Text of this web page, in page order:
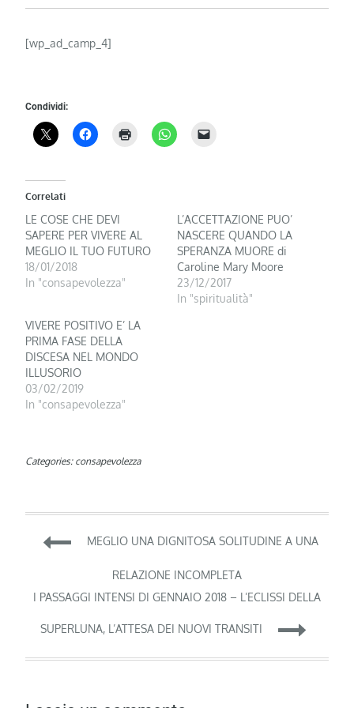
[wp_ad_camp_4]
Condividi:
Correlati
LE COSE CHE DEVI
SAPERE PER VIVERE AL
MEGLIO IL TUO FUTURO
18/01/2018
In "consapevolezza"
L’ACCETTAZIONE PUO’
NASCERE QUANDO LA
SPERANZA MUORE di
Caroline Mary Moore
23/12/2017
In "spiritualità"
VIVERE POSITIVO E’ LA
PRIMA FASE DELLA
DISCESA NEL MONDO
ILLUSORIO
03/02/2019
In "consapevolezza"
Categories: consapevolezza
Navigazione
articoli
MEGLIO UNA DIGNITOSA SOLITUDINE A UNA
RELAZIONE INCOMPLETA
I PASSAGGI INTENSI DI GENNAIO 2018 – L’ECLISSI DELLA
SUPERLUNA, L’ATTESA DEI NUOVI TRANSITI